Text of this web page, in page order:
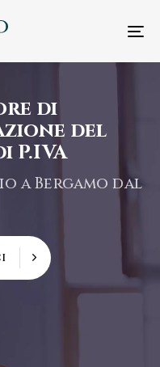
di
del
P.IVA
a Bergamo dal
i